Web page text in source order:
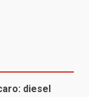
diesel